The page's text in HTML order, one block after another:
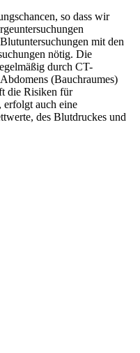
so dass wir
mit den
nötig. Die
durch CT-
(Bauchraumes)
die Risiken für
erfolgt auch eine
des Blutdruckes und